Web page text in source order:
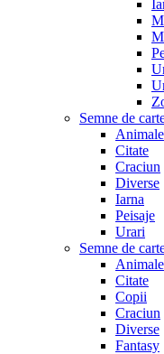
Semne de
Animale
Citate
Craciun
Diverse
Iarna
Peisaje
Urari
Semne de
Animale
Citate
Copii
Craciun
Diverse
Fantasy